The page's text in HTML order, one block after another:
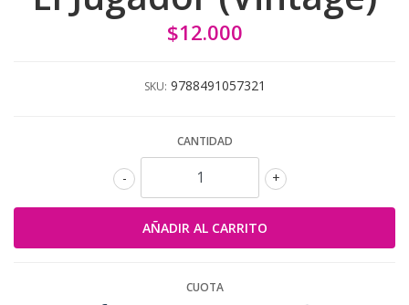
$12.000
SKU: 9788491057321
CANTIDAD
+
-
CUOTA